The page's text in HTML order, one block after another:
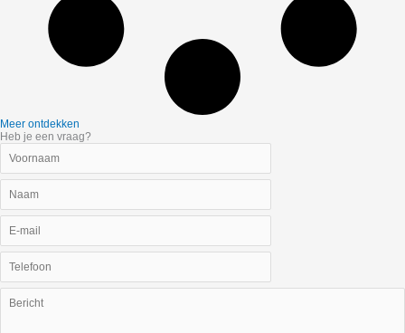
Meer ontdekken
Heb je een vraag?